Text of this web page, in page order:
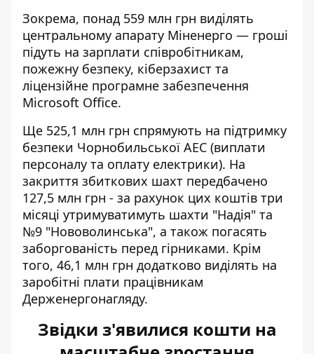
Зокрема, понад 559 млн грн виділять
центральному апарату Міненерго — гроші
підуть на зарплати співробітникам,
пожежну безпеку, кіберзахист та
ліцензійне програмне забезпечення
Microsoft Office.
Ще 525,1 млн грн спрямують на підтримку
безпеки Чорнобильської АЕС (виплати
персоналу та оплату електрики). На
закриття збиткових шахт передбачено
127,5 млн грн - за рахунок цих коштів три
місяці утримуватимуть шахти "Надія" та
№9 "Нововолинська", а також погасять
заборгованість перед гірниками. Крім
того, 46,1 млн грн додатково виділять на
заробітні плати працівникам
Держенергонагляду.
Звідки з'явилися кошти на